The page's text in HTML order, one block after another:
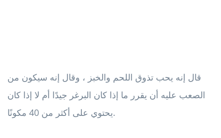
قال إنه يحب تذوق اللحم والخبز ، وقال إنه سيكون من
الصعب عليه أن يقرر ما إذا كان البرغر جيدًا أم لا إذا كان
يحتوي على أكثر من 40 مكونًا.